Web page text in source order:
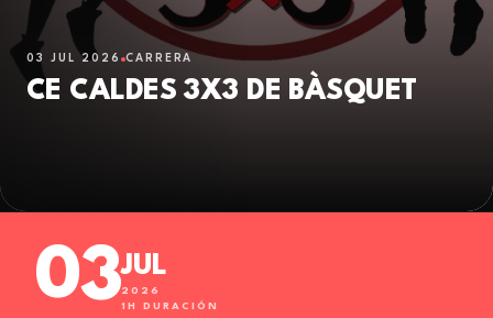
03 JUL 2026 CARRERA
CE CALDES 3X3 DE BÀSQUET
03JUL
2026
1H DURACIÓN